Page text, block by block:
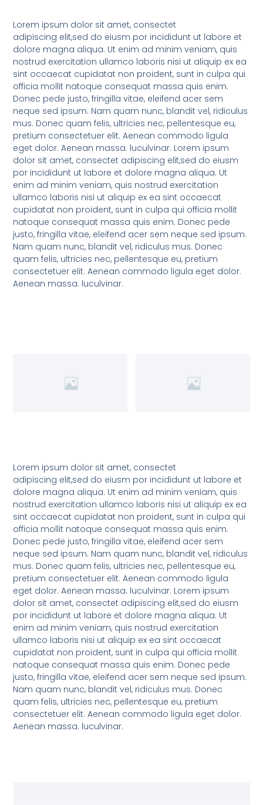
Lorem ipsum dolor sit amet, consectet
adipiscing elit,sed do eiusm por incididunt ut labore et
dolore magna aliqua. Ut enim ad minim veniam, quis
nostrud exercitation ullamco laboris nisi ut aliquip ex ea
sint occaecat cupidatat non proident, sunt in culpa qui
officia mollit natoque consequat massa quis enim.
Donec pede justo, fringilla vitae, eleifend acer sem
neque sed ipsum. Nam quam nunc, blandit vel, ridiculus
mus. Donec quam felis, ultricies nec, pellentesque eu,
pretium consectetuer elit. Aenean commodo ligula
eget dolor. Aenean massa. luculvinar. Lorem ipsum
dolor sit amet, consectet adipiscing elit,sed do eiusm
por incididunt ut labore et dolore magna aliqua. Ut
enim ad minim veniam, quis nostrud exercitation
ullamco laboris nisi ut aliquip ex ea sint occaecat
cupidatat non proident, sunt in culpa qui officia mollit
natoque consequat massa quis enim. Donec pede
justo, fringilla vitae, eleifend acer sem neque sed ipsum.
Nam quam nunc, blandit vel, ridiculus mus. Donec
quam felis, ultricies nec, pellentesque eu, pretium
consectetuer elit. Aenean commodo ligula eget dolor.
Aenean massa. luculvinar.
Lorem ipsum dolor sit amet, consectet
adipiscing elit,sed do eiusm por incididunt ut labore et
dolore magna aliqua. Ut enim ad minim veniam, quis
nostrud exercitation ullamco laboris nisi ut aliquip ex ea
sint occaecat cupidatat non proident, sunt in culpa qui
officia mollit natoque consequat massa quis enim.
Donec pede justo, fringilla vitae, eleifend acer sem
neque sed ipsum. Nam quam nunc, blandit vel, ridiculus
mus. Donec quam felis, ultricies nec, pellentesque eu,
pretium consectetuer elit. Aenean commodo ligula
eget dolor. Aenean massa. luculvinar. Lorem ipsum
dolor sit amet, consectet adipiscing elit,sed do eiusm
por incididunt ut labore et dolore magna aliqua. Ut
enim ad minim veniam, quis nostrud exercitation
ullamco laboris nisi ut aliquip ex ea sint occaecat
cupidatat non proident, sunt in culpa qui officia mollit
natoque consequat massa quis enim. Donec pede
justo, fringilla vitae, eleifend acer sem neque sed ipsum.
Nam quam nunc, blandit vel, ridiculus mus. Donec
quam felis, ultricies nec, pellentesque eu, pretium
consectetuer elit. Aenean commodo ligula eget dolor.
Aenean massa. luculvinar.